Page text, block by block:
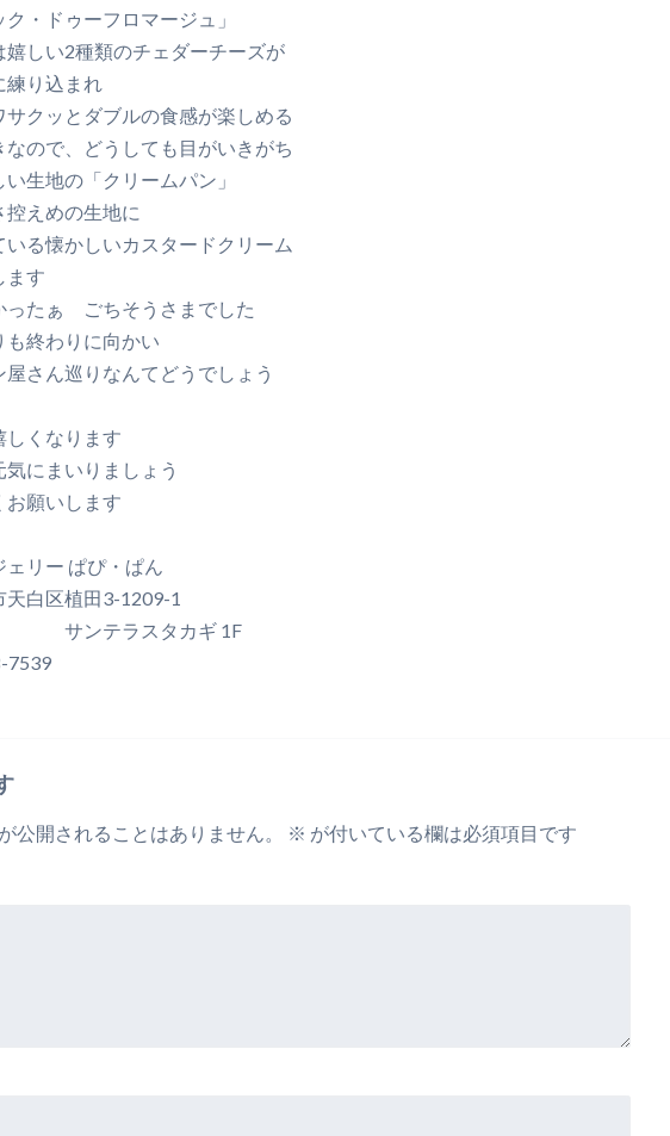
ク・ドゥーフロマージュ」
嬉しい2種類のチェダーチーズが
練り込まれ
クッとダブルの食感が楽しめる
ので、どうしても目がいきがち
生地の「クリームパン」
えめの生地に
る懐かしいカスタードクリーム
ます
ったぁ ごちそうさまでした
も終わりに向かい
屋さん巡りなんてどうでしょう
しくなります
にまいりましょう
お願いします
リー ぱぴ・ぱん
白区植田3-1209-1
スタカギ 1F
公開されることはありません。 ※ が付いている欄は必須項目です